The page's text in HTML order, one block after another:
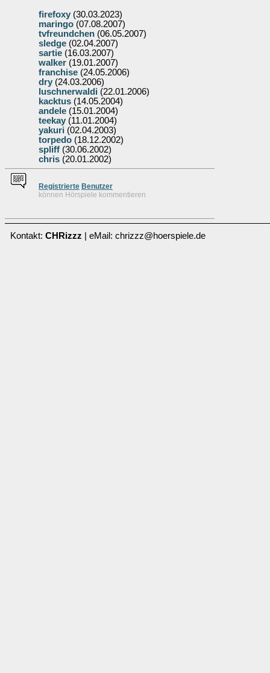
firefoxy (30.03.2023)
maringo (07.08.2007)
tvfreundchen (06.05.2007)
sledge (02.04.2007)
sartie (16.03.2007)
walker (19.01.2007)
franchise (24.05.2006)
dry (24.03.2006)
luschnerwaldi (22.01.2006)
kacktus (14.05.2004)
andele (15.01.2004)
teekay (11.01.2004)
yakuri (02.04.2003)
torpedo (18.12.2002)
spliff (30.06.2002)
chris (20.01.2002)
Registrierte Benutzer
können Hörspiele kommentieren
Kontakt: CHRizzz | eMail: chrizzz@hoerspiele.de